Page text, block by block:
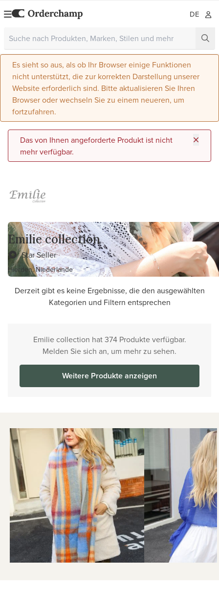
DE
Es sieht so aus, als ob Ihr Browser einige Funktionen
nicht unterstützt, die zur korrekten Darstellung unserer
Website erforderlich sind. Bitte aktualisieren Sie Ihren
Browser oder wechseln Sie zu einem neueren, um
fortzufahren.
Das von Ihnen angeforderte Produkt ist nicht
mehr verfügbar.
Emilie collection
Star Seller
Hierden, Niederlande
Derzeit gibt es keine Ergebnisse, die den ausgewählten
Kategorien und Filtern entsprechen
Emilie collection hat 374 Produkte verfügbar.
Melden Sie sich an, um mehr zu sehen.
Weitere Produkte anzeigen